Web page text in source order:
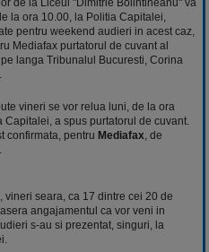
la ora 10.00, la Politia Capitalei,
pentru weekend audieri in acest caz,
Mediafax purtatorul de cuvant al
langa Tribunalul Bucuresti, Corina
vineri se vor relua luni, de la ora
Capitalei, a spus purtatorul de cuvant.
confirmata, pentru Mediafax , de
vineri seara, ca 17 dintre cei 20 de
angajamentul ca vor veni in
s-au si prezentat, singuri, la